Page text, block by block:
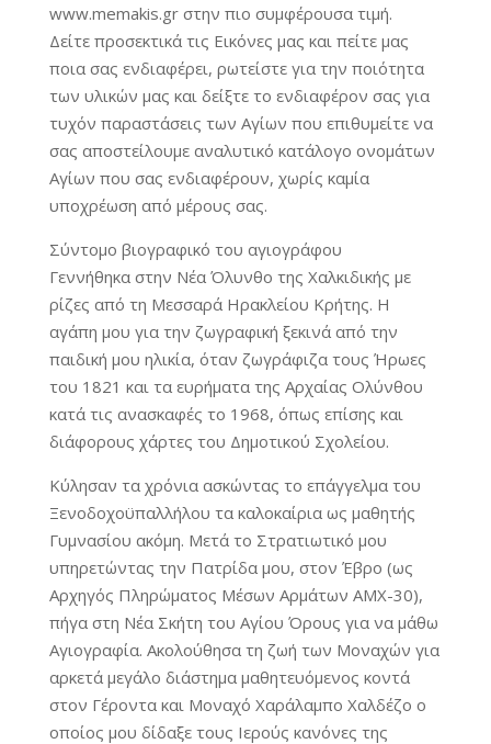
www.memakis.gr στην πιο συμφέρουσα τιμή.
Δείτε προσεκτικά τις Εικόνες μας και πείτε μας
ποια σας ενδιαφέρει, ρωτείστε για την ποιότητα
των υλικών μας και δείξτε το ενδιαφέρον σας για
τυχόν παραστάσεις των Αγίων που επιθυμείτε να
σας αποστείλουμε αναλυτικό κατάλογο ονομάτων
Αγίων που σας ενδιαφέρουν, χωρίς καμία
υποχρέωση από μέρους σας.
Σύντομο βιογραφικό του αγιογράφου
Γεννήθηκα στην Νέα Όλυνθο της Χαλκιδικής με
ρίζες από τη Μεσσαρά Ηρακλείου Κρήτης. Η
αγάπη μου για την ζωγραφική ξεκινά από την
παιδική μου ηλικία, όταν ζωγράφιζα τους Ήρωες
του 1821 και τα ευρήματα της Αρχαίας Ολύνθου
κατά τις ανασκαφές το 1968, όπως επίσης και
διάφορους χάρτες του Δημοτικού Σχολείου.
Κύλησαν τα χρόνια ασκώντας το επάγγελμα του
Ξενοδοχοϋπαλλήλου τα καλοκαίρια ως μαθητής
Γυμνασίου ακόμη. Μετά το Στρατιωτικό μου
υπηρετώντας την Πατρίδα μου, στον Έβρο (ως
Αρχηγός Πληρώματος Μέσων Αρμάτων ΑΜΧ-30),
πήγα στη Νέα Σκήτη του Αγίου Όρους για να μάθω
Αγιογραφία. Ακολούθησα τη ζωή των Μοναχών για
αρκετά μεγάλο διάστημα μαθητευόμενος κοντά
στον Γέροντα και Μοναχό Χαράλαμπο Χαλδέζο ο
οποίος μου δίδαξε τους Ιερούς κανόνες της